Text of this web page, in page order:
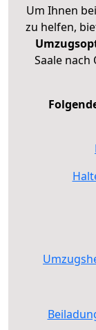
Um Ihnen
zu helfen,
Saale nach